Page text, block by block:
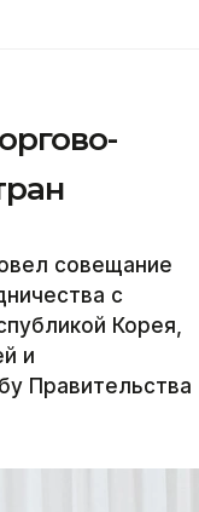
совещание
с
Корея,
и
Правительства